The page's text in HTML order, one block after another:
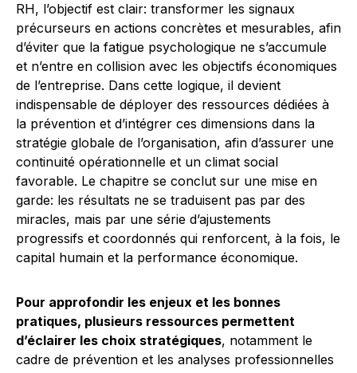
RH, l’objectif est clair: transformer les signaux
précurseurs en actions concrètes et mesurables, afin
d’éviter que la fatigue psychologique ne s’accumule
et n’entre en collision avec les objectifs économiques
de l’entreprise. Dans cette logique, il devient
indispensable de déployer des ressources dédiées à
la prévention et d’intégrer ces dimensions dans la
stratégie globale de l’organisation, afin d’assurer une
continuité opérationnelle et un climat social
favorable. Le chapitre se conclut sur une mise en
garde: les résultats ne se traduisent pas par des
miracles, mais par une série d’ajustements
progressifs et coordonnés qui renforcent, à la fois, le
capital humain et la performance économique.
Pour approfondir les enjeux et les bonnes
pratiques, plusieurs ressources permettent
d’éclairer les choix stratégiques, notamment le
cadre de prévention et les analyses professionnelles